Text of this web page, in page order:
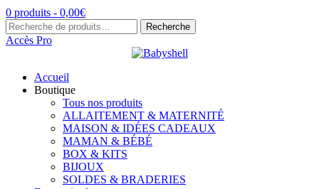
0 produits - 0,00€
Recherche
pour :
Recherche
Accès Pro
Accueil
Boutique
Tous nos produits
ALLAITEMENT & MATERNITÉ
MAISON & IDÉES CADEAUX
MAMAN & BÉBÉ
BOX & KITS
BIJOUX
SOLDES & BRADERIES